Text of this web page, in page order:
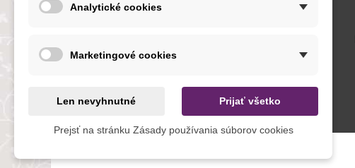
NOVINKY
Analytické cookies
Marketingové cookies
Len nevyhnutné Prijať všetko
Prejsť na stránku Zásady používania súborov cookies